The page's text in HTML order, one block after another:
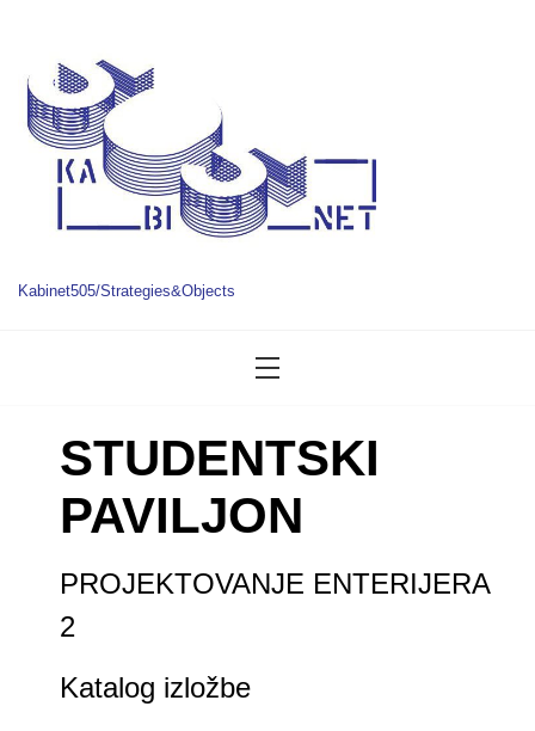
Kabinet505/Strategies&Objects
STUDENTSKI
PAVILJON
PROJEKTOVANJE ENTERIJERA
2
Katalog izložbe